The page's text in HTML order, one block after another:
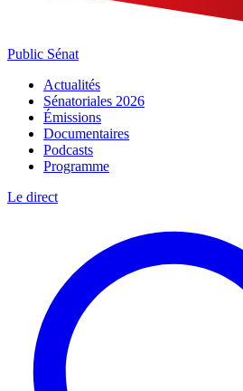
Public Sénat
Actualités
Sénatoriales 2026
Émissions
Documentaires
Podcasts
Programme
Le direct